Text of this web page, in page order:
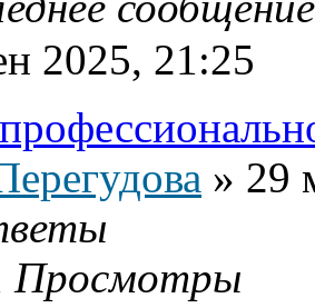
2025, 21:25
» 29
Просмотры